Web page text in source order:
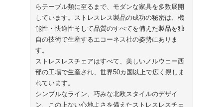
らテーブル類に至るまで、モダンな家具を多数展開
しています。ストレスレス製品の成功の秘密は、機
能性・快適性そして品質のすべてを備えた製品を独
自の技術で生産するエコーネス社の姿勢にありま
す。
ストレスレスチェアはすべて、美しいノルウェー西
部の工場で生産され、世界50カ国以上で広く親しま
れています。
シンプルなライン、巧みな北欧スタイルのデザイ
ン、この上ない心地よさを備えたストレスレスチェ